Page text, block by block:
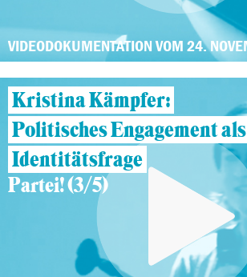
VIDEODOKUMENTATION VOM 24.
Kristina Kämpfer:
Politisches Engagement als
Identitätsfrage
Partei! (3/5)